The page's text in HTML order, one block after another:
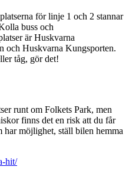
för linje 1 och 2 stannar
buss och
är Huskvarna
och Huskvarna Kungsporten.
tåg, gör det!
runt om Folkets Park, men
finns det en risk att du får
möjlighet, ställ bilen hemma
hit/